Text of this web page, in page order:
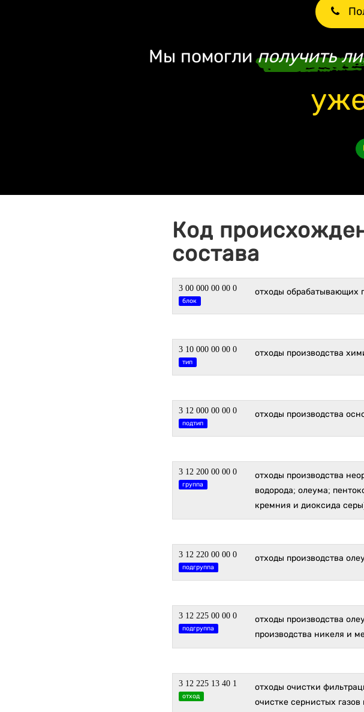
Мы помоглиполучить
Код
состава
3 00 000 00 00 0
блок
отходы обрабатывающих
3 10 000 00 00 0
тип
отходы производства
3 12 000 00 00 0
подтип
отходы производства
3 12 200 00 00 0
группа
отходы производства
водорода; олеума;
кремния и диоксида
3 12 220 00 00 0
подгруппа
отходы производства
3 12 225 00 00 0
подгруппа
отходы производства
производства никеля и
3 12 225 13 40 1
отход
отходы очистки
очистке сернистых